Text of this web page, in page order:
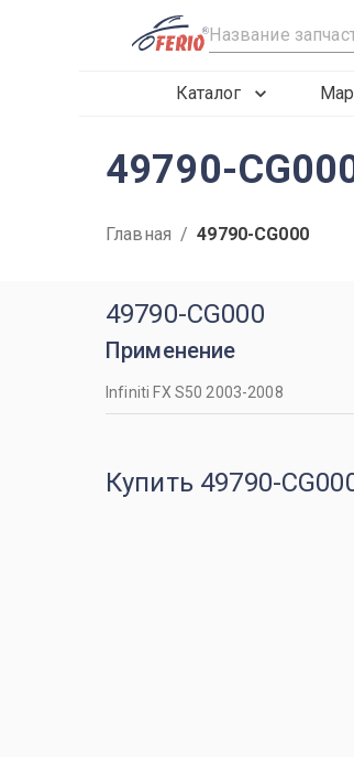
R
Каталог
49790-
Главная / 49790-CG000
49790-CG000
Применение
Infiniti FX S50 2003-2008
Купить 49790-